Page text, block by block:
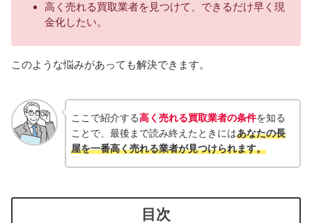
高く売れる買取業者を見つけて、できるだけ早く現
金化したい。
このような悩みがあっても解決できます。
ここで紹介する高く売れる買取業者の条件を知る
ことで、最後まで読み終えたときにはあなたの長
屋を一番高く売れる業者が見つけられます。
目次